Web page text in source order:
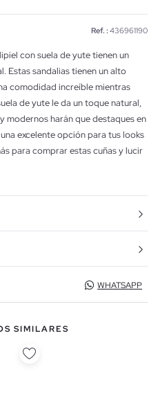
Ref. : 436961190
con suela de yute tienen un
Estas sandalias tienen un alto
comodidad increíble mientras
de yute le da un toque natural,
modernos harán que destaques en
excelente opción para tus looks
para comprar estas cuñas y lucir
WHATSAPP
SIMILARES